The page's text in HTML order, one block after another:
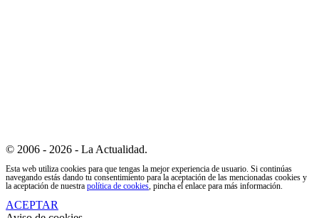
© 2006 - 2026 - La Actualidad.
Esta web utiliza cookies para que tengas la mejor experiencia de usuario. Si continúas
navegando estás dando tu consentimiento para la aceptación de las mencionadas cookies y
la aceptación de nuestra política de cookies, pincha el enlace para más información.
ACEPTAR